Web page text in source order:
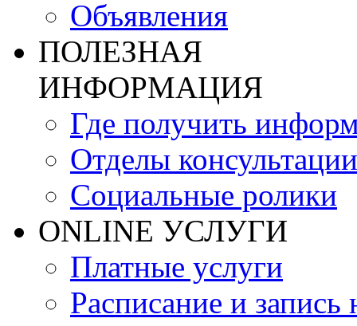
Объявления
ПОЛЕЗНАЯ
ИНФОРМАЦИЯ
Где получить
Отделы консультации
Социальные ролики
ONLINE УСЛУГИ
Платные услуги
Расписание и запись